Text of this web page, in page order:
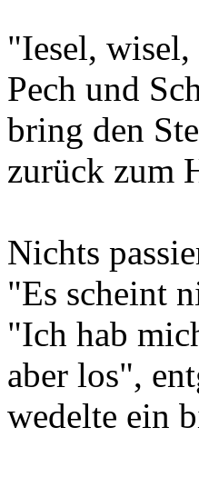
"Iesel, wisel,
Pech und
bring den
zurück zum
Nichts
"Es scheint
"Ich hab
aber los",
wedelte ein